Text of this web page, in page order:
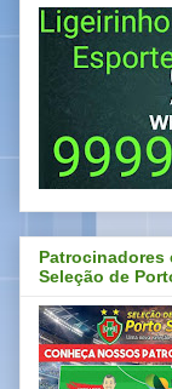
Patrocinadores
Seleção de